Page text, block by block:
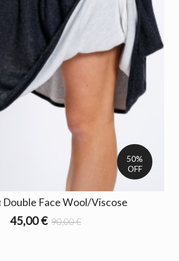
50%
OFF
Double Face Wool/Viscose
45,00 € 90,00 €